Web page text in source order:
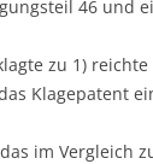
46 und
zu 1)
Klagepatent
im Vergleich